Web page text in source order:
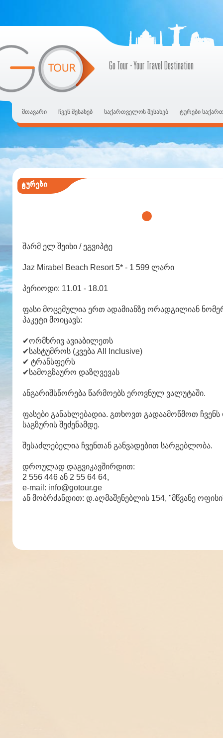
Go Tour - Your Travel Destination
მთავარი ჩვენ შესახებ საქართველოს შესახებ ტურები
ტურები
შარმ ელ შეიხი / ეგვიპტე
Jaz Mirabel Beach Resort 5* - 1 599 ლარი
პერიოდი: 11.01 - 18.01
ფასი მოცემულია ერთ ადამიანზე ორადგილიან
პაკეტი მოიცავს:
✔ორმხრივ ავიაბილეთს
✔სასტუმროს (კვება All Inclusive)
✔ ტრანსფერს
✔სამოგზაურო დაზღვევას
ანგარიშსწორება წარმოებს ეროვნულ ვალუტაში.
ფასები განახლებადია. გთხოვთ გადაამოწმოთ
საგზურის შეძენამდე.
შესაძლებელია ჩვენთან განვადებით სარგებლობა.
დროულად დაგვიკავშირდით:
2 556 446 ან 2 55 64 64,
e-mail: info@gotour.ge
ან მობრძანდით: დ.აღმაშენებლის 154, "მწვანე